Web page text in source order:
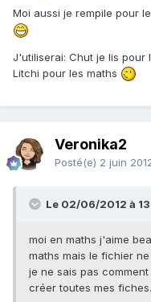
Moi aussi je rempile pour
J'utiliserai: Chut je lis pour
Litchi pour les maths
Veronika2
Posté(e) 2 juin
Le 02/06/2012 à
moi en maths j'aime
maths mais le fichier
je ne sais pas
créer toutes mes